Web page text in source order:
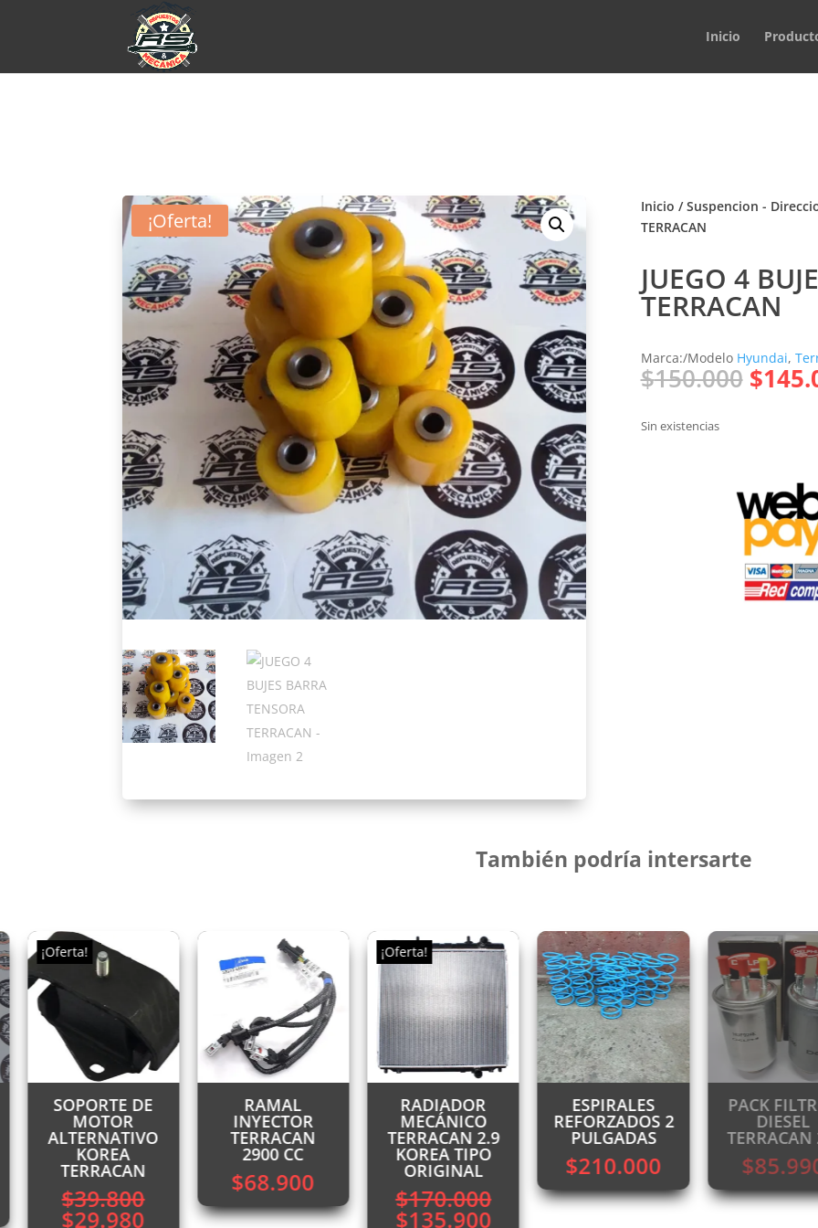
Inicio
¡Oferta!
Inicio /Suspencion -
TERRACAN
JUEGO 4
TERRACAN
Marca:/Modelo Hyundai,
$150.000El
$
Sin existencias
También podría intersarte
¡Oferta!
SOPORTE DE
MOTOR
ALTERNATIVO
KOREA
TERRACAN
$39.800
El
$29.980El
RAMAL
INYECTOR
TERRACAN
2900 CC
$68.900
¡Oferta!
RADIADOR
MECÁNICO
TERRACAN 2.9
KOREA TIPO
ORIGINAL
$170.000
El
$135.900El
ESPIRALES
REFORZADOS 2
PULGADAS
$210.000
PACK
DIESEL
TERRACAN
$